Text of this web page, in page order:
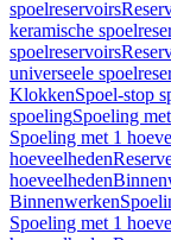
spoelreservoirs
keramische
spoelreservoirs
universeele
KlokkenSpoel-stop
spoelingSpoeling
Spoeling met 1
hoeveelheden
hoeveelheden
Binnenwerken
Spoeling met 1